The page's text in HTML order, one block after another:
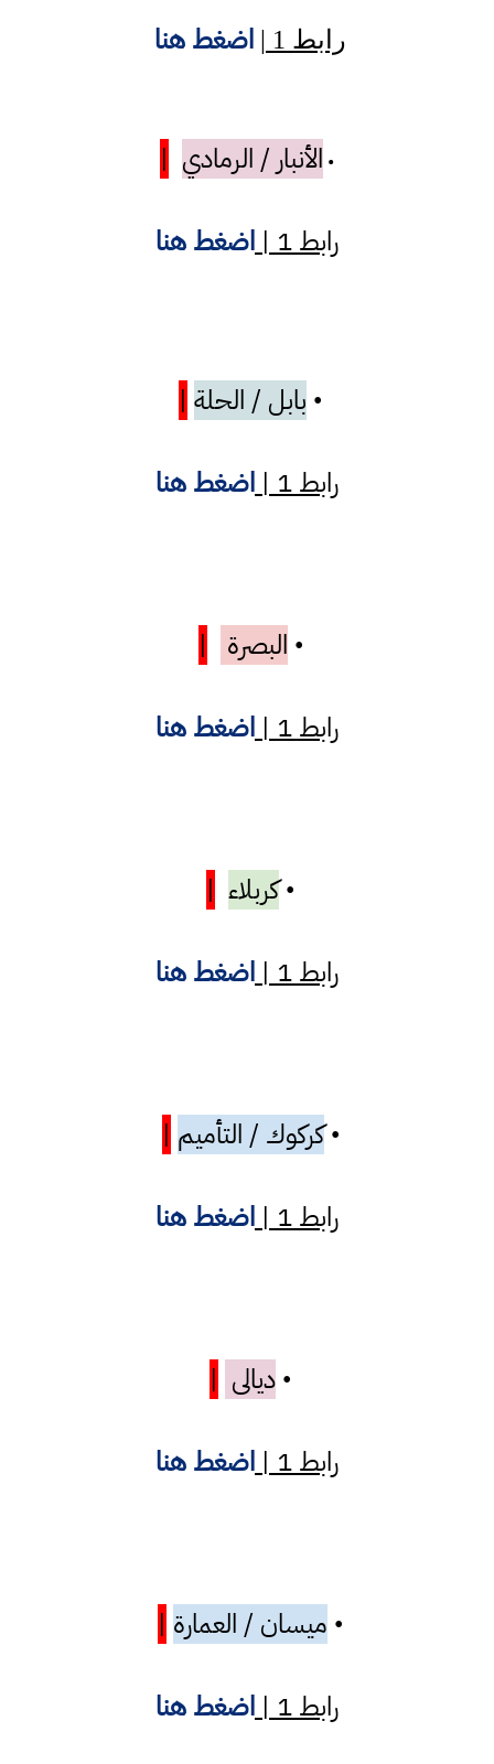
رابط 1 | اضغط هنا
• الأنبار / الرمادي |
رابط 1 | اضغط هنا
• بابل / الحلة |
رابط 1 | اضغط هنا
• البصرة |
رابط 1 | اضغط هنا
•كربلاء |
رابط 1 | اضغط هنا
•كركوك / التأميم |
رابط 1 | اضغط هنا
• ديالى |
رابط 1 | اضغط هنا
• ميسان / العمارة |
رابط 1 | اضغط هنا